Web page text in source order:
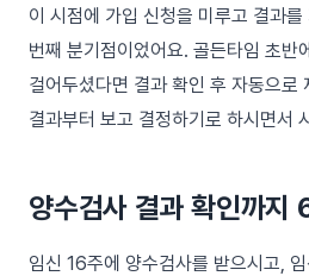
이 시점에 가입 신청을 미루고 결과
번째 분기점이었어요. 골든타임 초반
걸어두셨다면 결과 확인 후 자동으로
결과부터 보고 결정하기로 하시면서
양수검사 결과 확인까지
임신 16주에 양수검사를 받으시고,